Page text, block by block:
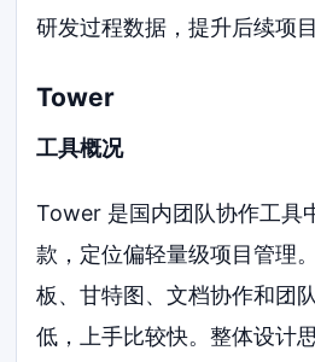
研发过程数据，提升后续项
Tower
工具概况
Tower 是国内团队协作工具
款，定位偏轻量级项目管理
板、甘特图、文档协作和团
低，上手比较快。整体设计